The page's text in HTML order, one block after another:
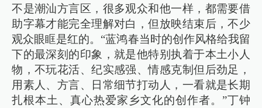
不是潮汕方言区，很多观众和他一样，都需要借
助字幕才能完全理解对白，但放映结束后，不少
观众眼眶是红的。“蓝鸿春当时的创作风格给我留
下的最深刻的印象，就是他特别执着于本土小人
物，不玩花活、纪实感强、情感克制但后劲足，
用素人、方言、日常细节打动人，一看就是长期
扎根本土、真心热爱家乡文化的创作者。”丁钟